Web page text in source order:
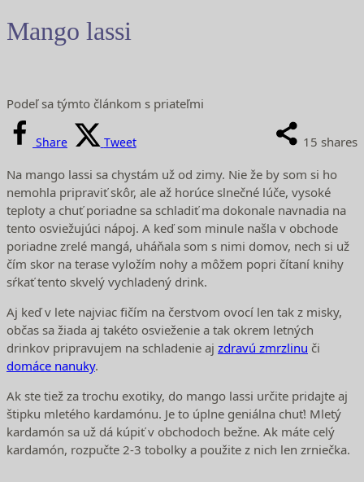
Mango lassi
Podeľ sa týmto článkom s priateľmi
15 shares
Share Tweet
Na mango lassi sa chystám už od zimy. Nie že by som si ho
nemohla pripraviť skôr, ale až horúce slnečné lúče, vysoké
teploty a chuť poriadne sa schladiť ma dokonale navnadia na
tento osviežujúci nápoj. A keď som minule našla v obchode
poriadne zrelé mangá, uháňala som s nimi domov, nech si už
čím skor na terase vyložím nohy a môžem popri čítaní knihy
sŕkať tento skvelý vychladený drink.
Aj keď v lete najviac fičím na čerstvom ovocí len tak z misky,
občas sa žiada aj takéto osvieženie a tak okrem letných
drinkov pripravujem na schladenie aj zdravú zmrzlinu či
domáce nanuky.
Ak ste tiež za trochu exotiky, do mango lassi určite pridajte aj
štipku mletého kardamónu. Je to úplne geniálna chuť! Mletý
kardamón sa už dá kúpiť v obchodoch bežne. Ak máte celý
kardamón, rozpučte 2-3 tobolky a použite z nich len zrniečka.